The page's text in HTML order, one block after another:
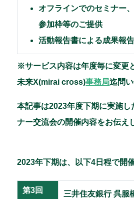
オフラインでのセミナー
参加枠等のご提供
活動報告書による成果報告
※サービス内容は年度毎に変更
未来X(mirai cross)事務局迄問
本記事は2023年度下期に実施し
ナー交流会の開催内容をお伝え
2023年下期は、以下4日程で開
第3回
三井住友銀行 呉服